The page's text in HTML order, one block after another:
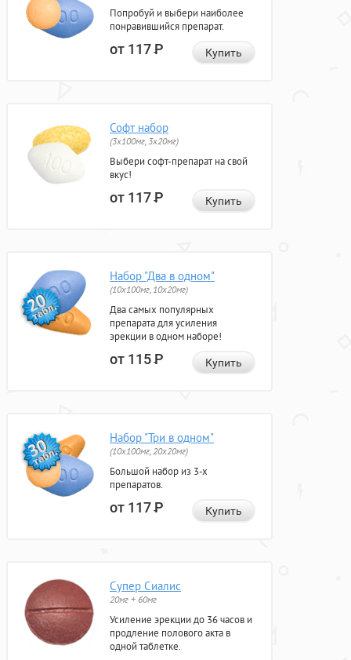
Попробуй и выбери наиболее
понравившийся препарат.
от 117Р Купить
Софт набор
(3x100мг, 3x20мг)
Выбери софт-препарат на свой
вкус!
от 117Р Купить
Набор "Два в одном"
(10x100мг, 10x20мг)
Два самых популярных
препарата для усиления
эрекции в одном наборе!
от 115Р Купить
Набор "Три в одном"
(10x100мг, 20x20мг)
Большой набор из 3-х
препаратов.
от 117Р Купить
Супер Сиалис
20мг + 60мг
Усиление эрекции до 36 часов и
продление полового акта в
одной таблетке.